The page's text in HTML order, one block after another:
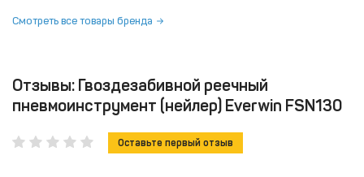
Смотреть все товары бренда
Отзывы: Гвоздезабивной реечный
пневмоинструмент (нейлер) Everwin FSN130
Оставьте первый отзыв